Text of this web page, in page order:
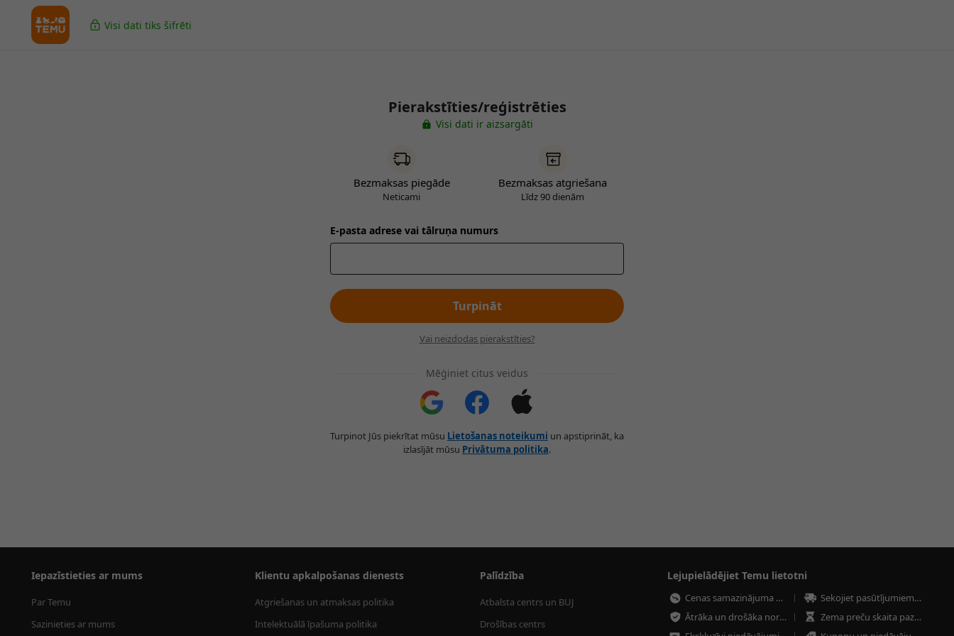
Visi dati tiks šifrēti
Pierakstīties/reģistrēties
Visi dati ir aizsargāti
Bezmaksas piegāde
Neticami
Bezmaksas atgriešana
Līdz 90 dienām
E-pasta adrese vai tālruņa numurs
Turpināt
Vai neizdodas pierakstīties?
Mēģiniet citus veidus
Turpinot Jūs piekrītat mūsu Lietošanas noteikumi un apstiprināt, ka
izlasījāt mūsu Privātuma politika.
Iepazīstieties ar mums
Par Temu
Sazinieties ar mums
Klientu apkalpošanas dienests
Atgriešanas un atmaksas politika
Intelektuālā īpašuma politika
Palīdzība
Atbalsta centrs un BUJ
Drošības centrs
Lejupielādējiet Temu lietotni
Cenas samazinājuma paziņojumi
Sekojiet pasūtījumiem jebkurā laikā
Ātrāka un drošāka norēķināšanās
Zema preču skaita paziņojumi